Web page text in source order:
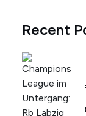
Recent